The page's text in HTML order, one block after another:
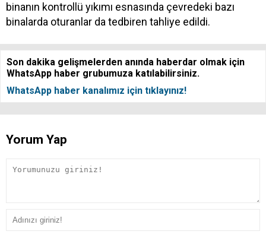
binanın kontrollü yıkımı esnasında çevredeki bazı
binalarda oturanlar da tedbiren tahliye edildi.
Son dakika gelişmelerden anında haberdar olmak için
WhatsApp haber grubumuza katılabilirsiniz.
WhatsApp haber kanalımız için tıklayınız!
Yorum Yap